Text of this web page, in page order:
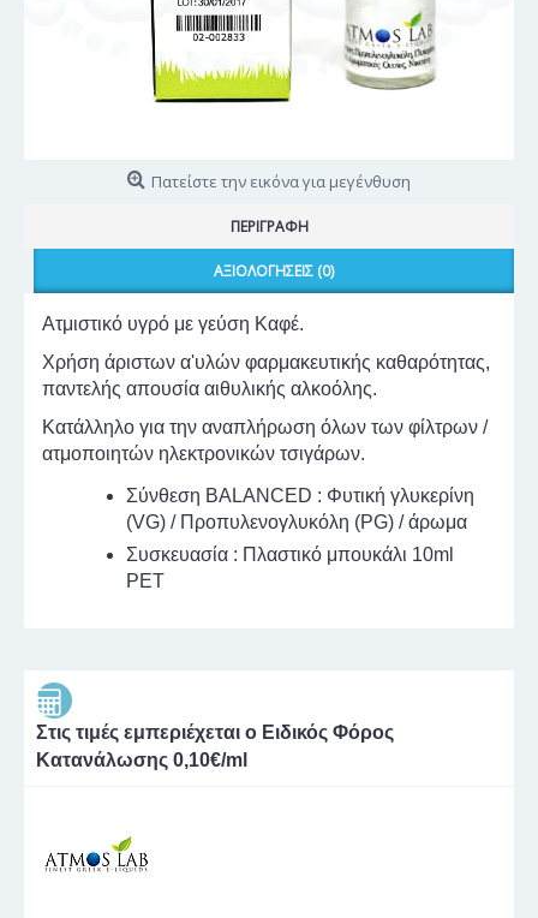
Πατείστε την εικόνα για μεγένθυση
ΠΕΡΙΓΡΑΦΉ
ΑΞΙΟΛΟΓΉΣΕΙΣ (0)
Ατμιστικό υγρό με γεύση Καφέ.
Χρήση άριστων α'υλών φαρμακευτικής καθαρότητας,
παντελής απουσία αιθυλικής αλκοόλης.
Κατάλληλο για την αναπλήρωση όλων των φίλτρων /
ατμοποιητών ηλεκτρονικών τσιγάρων.
Σύνθεση BALANCED : Φυτική γλυκερίνη
(VG) / Προπυλενογλυκόλη (PG) / άρωμα
Συσκευασία : Πλαστικό μπουκάλι 10ml
PET
Στις τιμές εμπεριέχεται ο Ειδικός Φόρος
Κατανάλωσης 0,10€/ml